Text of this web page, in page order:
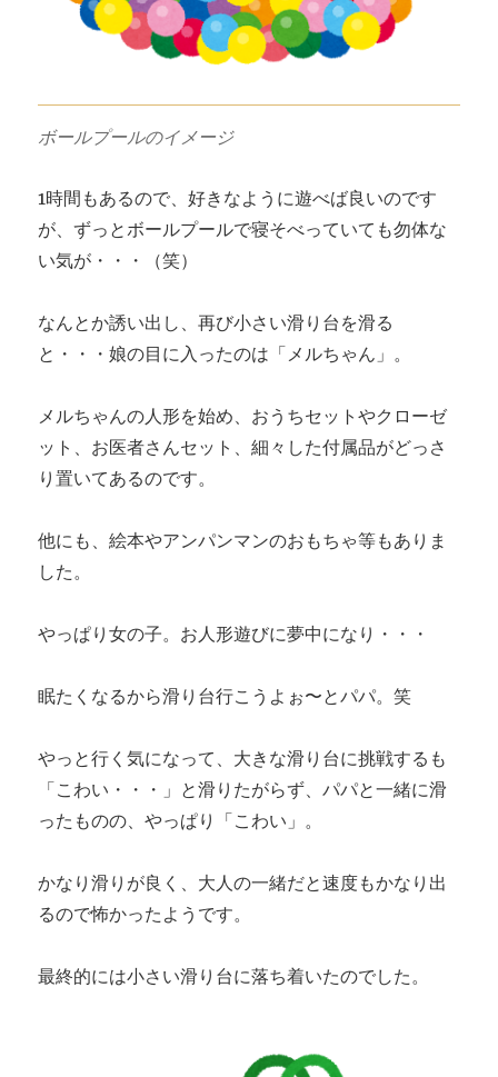
ボールプールのイメージ
1時間もあるので、好きなように遊べば良いのです
が、ずっとボールプールで寝そべっていても勿体な
い気が・・・（笑）
なんとか誘い出し、再び小さい滑り台を滑る
と・・・娘の目に入ったのは「メルちゃん」。
メルちゃんの人形を始め、おうちセットやクローゼ
ット、お医者さんセット、細々した付属品がどっさ
り置いてあるのです。
他にも、絵本やアンパンマンのおもちゃ等もありま
した。
やっぱり女の子。お人形遊びに夢中になり・・・
眠たくなるから滑り台行こうよぉ〜とパパ。笑
やっと行く気になって、大きな滑り台に挑戦するも
「こわい・・・」と滑りたがらず、パパと一緒に滑
ったものの、やっぱり「こわい」。
かなり滑りが良く、大人の一緒だと速度もかなり出
るので怖かったようです。
最終的には小さい滑り台に落ち着いたのでした。